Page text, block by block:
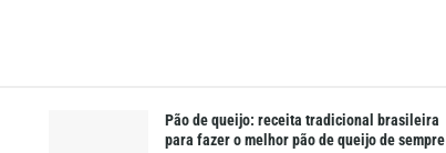
Pão de queijo: receita tradicional brasileira
para fazer o melhor pão de queijo de sempre